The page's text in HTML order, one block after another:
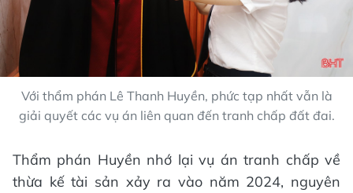
Với thẩm phán Lê Thanh Huyền, phức tạp nhất vẫn là
giải quyết các vụ án liên quan đến tranh chấp đất đai.
Thẩm phán Huyền nhớ lại vụ án tranh chấp về
thừa kế tài sản xảy ra vào năm 2024, nguyên